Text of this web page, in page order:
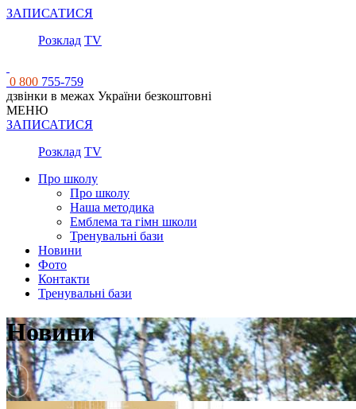
ЗАПИСАТИСЯ
Розклад TV
0 800 755-759
дзвінки в межах України безкоштовні
МЕНЮ
ЗАПИСАТИСЯ
Розклад TV
Про школу
Про школу
Наша методика
Емблема та гімн школи
Тренувальні бази
Новини
Фото
Контакти
Тренувальні бази
Новини